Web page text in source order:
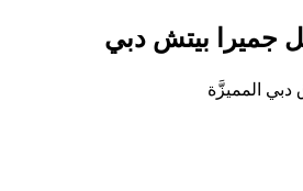
جميرا بيتش دبي